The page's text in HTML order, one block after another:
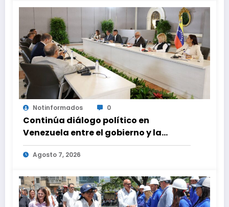
Notinformados 0
Continúa diálogo político en
Venezuela entre el gobierno y la
oposición
Agosto 7, 2026